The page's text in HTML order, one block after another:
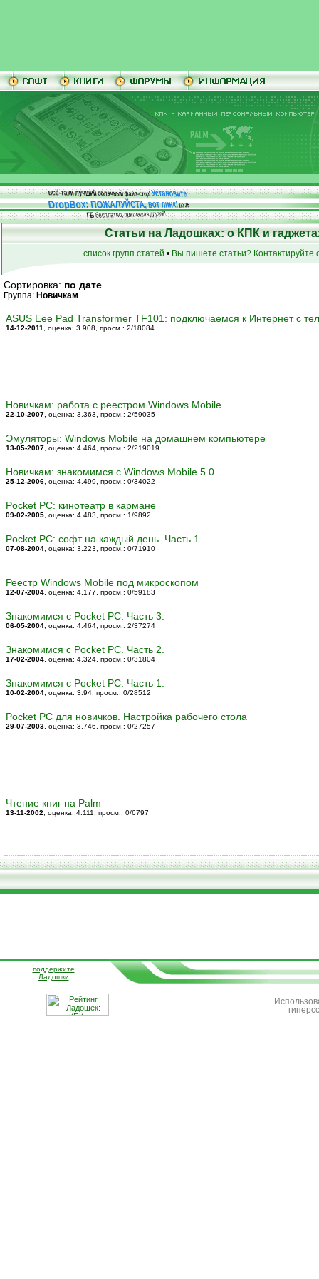
всё-таки лучший облачный файл-стор!Установите
DropBox: ПОЖАЛУЙСТА, вот линк!До25
ГБбесплатно, приглашая друзей!
Статьи на Ладошках: о КПК и
список групп статей • Вы пишете статьи? Контактируйте
Сортировка: по дате
Группа: Новичкам
ASUS Eee Pad Transformer TF101: подключаемся к Интернет с
14-12-2011 , оценка: 3.908 , просм.: 2/18084
Новичкам: работа с реестром Windows Mobile
22-10-2007 , оценка: 3.363 , просм.: 2/59035
Эмуляторы: Windows Mobile на домашнем компьютере
13-05-2007 , оценка: 4.464 , просм.: 2/219019
Новичкам: знакомимся с Windows Mobile 5.0
25-12-2006 , оценка: 4.499 , просм.: 0/34022
Pocket PC: кинотеатр в кармане
09-02-2005 , оценка: 4.483 , просм.: 1/9892
Pocket PC: cофт на каждый день. Часть 1
07-08-2004 , оценка: 3.223 , просм.: 0/71910
Реестр Windows Mobile под микроскопом
12-07-2004 , оценка: 4.177 , просм.: 0/59183
Знакомимся с Pocket PC. Часть 3.
06-05-2004 , оценка: 4.464 , просм.: 2/37274
Знакомимся с Pocket PC. Часть 2.
17-02-2004 , оценка: 4.324 , просм.: 0/31804
Знакомимся с Pocket PC. Часть 1.
10-02-2004 , оценка: 3.94 , просм.: 0/28512
Pocket PC для новичков. Настройка рабочего стола
29-07-2003 , оценка: 3.746 , просм.: 0/27257
Чтение книг на Palm
13-11-2002 , оценка: 4.111 , просм.: 0/6797
поддержите
Ладошки